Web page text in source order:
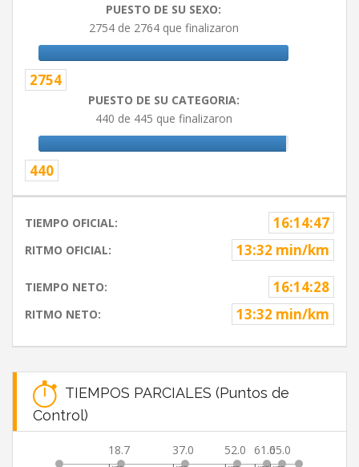
PUESTO DE SU SEXO:
2754 de 2764 que finalizaron
2754
PUESTO DE SU CATEGORIA:
440 de 445 que finalizaron
440
TIEMPO OFICIAL: 16:14:47
RITMO OFICIAL: 13:32 min/km
TIEMPO NETO: 16:14:28
RITMO NETO: 13:32 min/km
TIEMPOS PARCIALES (Puntos de
Control)
18.7
37.0
52.0
61.065.0